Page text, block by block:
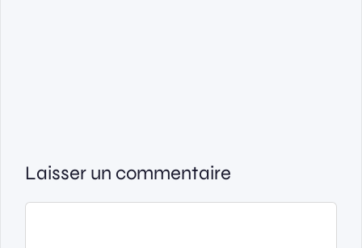
Laisser un commentaire